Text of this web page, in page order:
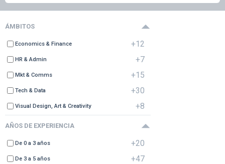
ÁMBITOS
Economics & Finance +12
HR & Admin +7
Mkt & Comms +15
Tech & Data +30
Visual Design, Art & Creativity +8
AÑOS DE EXPERIENCIA
De 0 a 3 años +20
De 3 a 5 años +47